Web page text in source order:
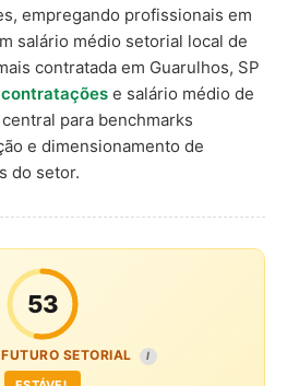
empregando profissionais em
salário médio setorial local de
contratada em Guarulhos, SP
e salário médio de
para benchmarks
e dimensionamento de
do setor.
53
SETORIAL I